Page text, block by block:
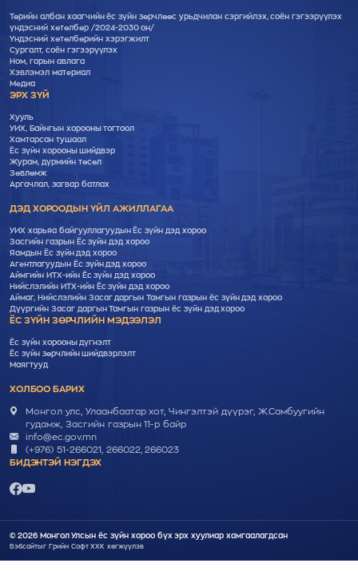
Төрийн албан хаагчийн ёс зүйн зөрчлөөс урьдчилан сэргийлэх, соён гэгээрүүлэх
үндэсний хөтөлбөр /2024-2030 он/
Үндэсний хөтөлбөрийн хэрэгжилт
Cургалт, cоён гэгээрүүлэх
Ном, гарын авлага
Хэвлэмэл материал
Медиа
ЭРХ ЗҮЙ
Хууль
УИХ, Байнгын хорооны тогтоол
Хамтарсан тушаал
Ёс зүйн хорооны шийдвэр
Журам, дүрмийн төсөл
Зөвлөмж
Аргачлал, загвар батлах
ДЭД ХОРООДЫН ҮЙЛ АЖИЛЛАГАА
УИХ харьяа байгууллагуудын Ёс зүйн дэд хороо
Засгийн газрын Ёс зүйн дэд хороо
Яамдын Ёс зүйн дэд хороо
Агентлагуудын Ёс зүйн дэд хороо
Аймгийн ИТХ-ийн Ёс зүйн дэд хороо
Нийслэлийн ИТХ-ийн Ёс зүйн дэд хороо
Аймаг, Нийслэлийн Засаг даргын Тамгын газрын ёс зүйн дэд хороо
Дүүргийн Засаг даргын Тамгын газрын ёс зүйн дэд хороо
ЁС ЗҮЙН ЗӨРЧЛИЙН МЭДЭЭЛЭЛ
Ёс зүйн хорооны дүгнэлт
Ёс зүйн зөрчлийн шийдвэрлэлт
Маягтууд
ХОЛБОО БАРИХ
Монгол улс, Улаанбаатар хот, Чингэлтэй дүүрэг, Ж.Самбуугийн
гудамж, Засгийн газрын 11-р байр
info@ec.gov.mn
(+976) 51-266021, 266022, 266023
БИДЭНТЭЙ НЭГДЭХ
© 2026 Монгол Улсын ёс зүйн хороо бүх эрх хуулиар хамгаалагдсан
Вэбсайтыг Грийн Софт ХХК хөгжүүлэв